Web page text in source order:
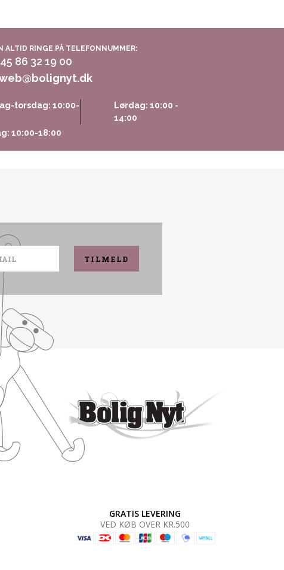
ALTID RINGE PÅ TELEFONNUMMER:
86 32 19 00
torsdag: 10:00-
10:00-18:00
Lørdag: 10:00 -
14:00
TILMELD
GRATIS LEVERING
VED KØB OVER KR.500